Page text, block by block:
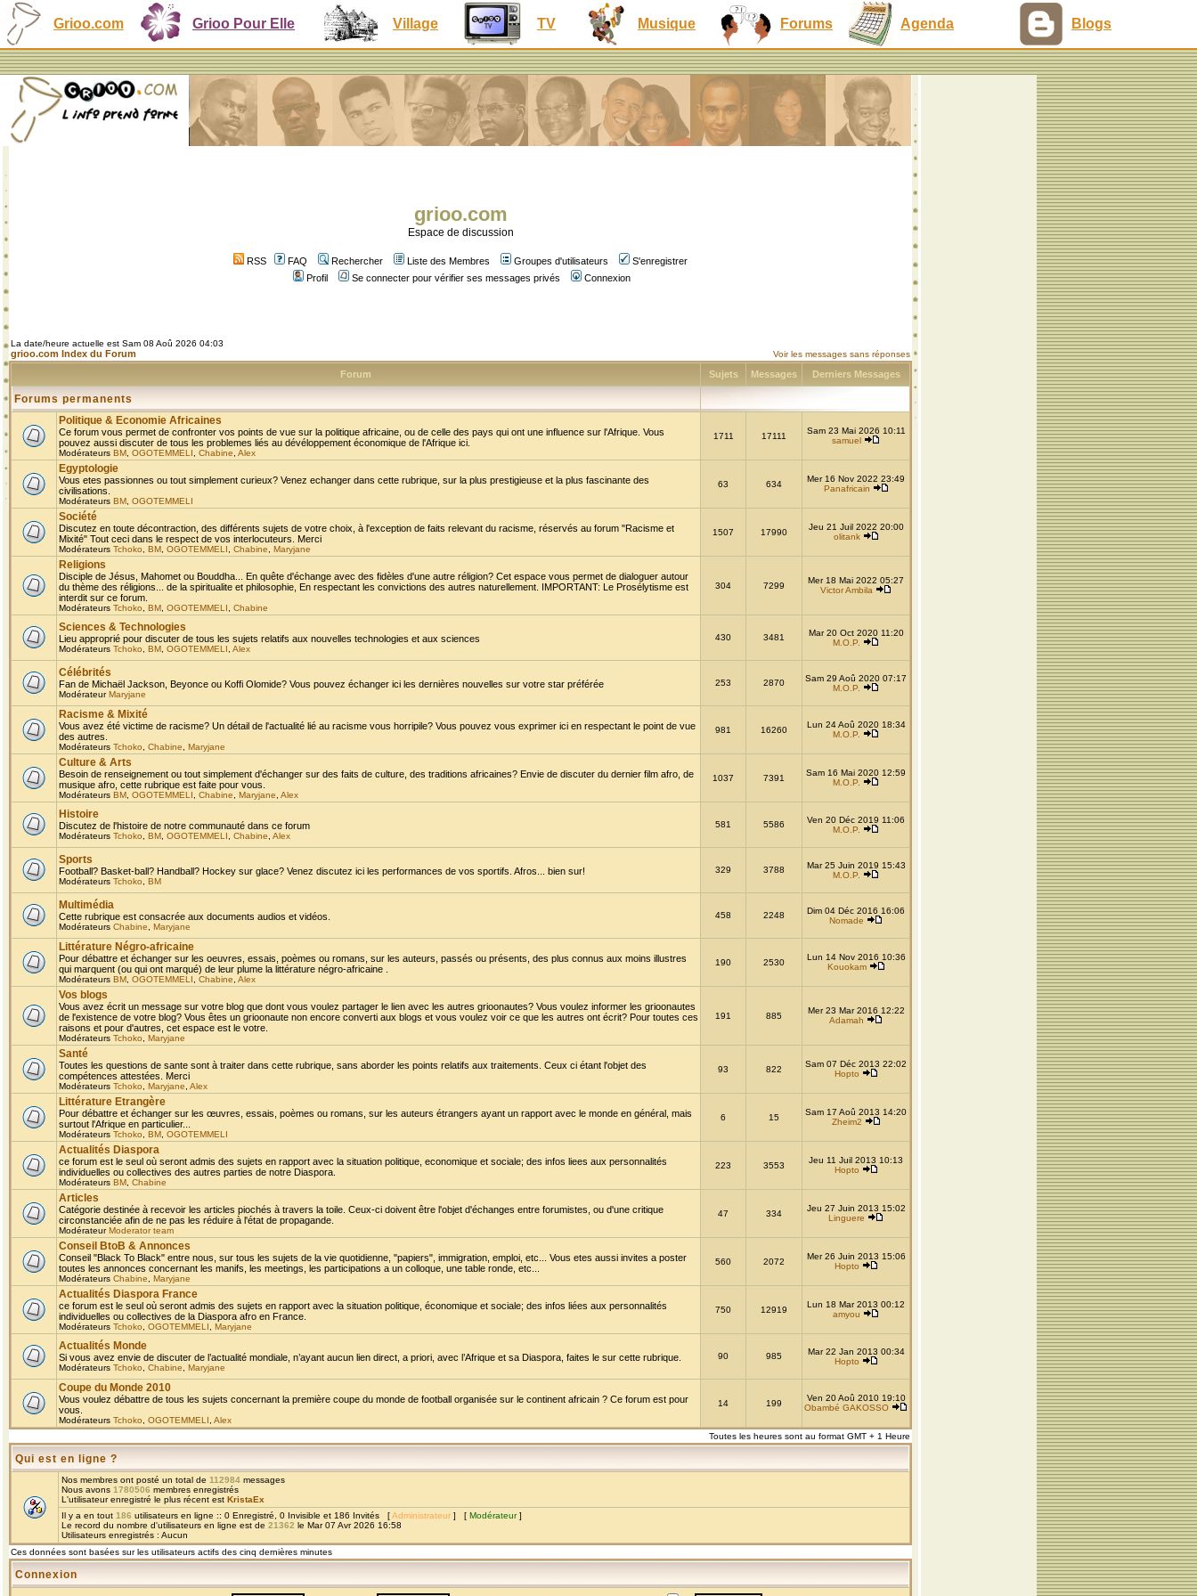
Grioo.com Grioo Pour Elle Village TV Musique Forums Agenda Blogs
grioo.com
Espace de discussion
RSS FAQ Rechercher Liste des Membres Groupes d'utilisateurs
S'enregistrer
Profil
Se connecter pour vérifier ses messages privés Connexion
La date/heure actuelle est Sam 08 Aoû 2026 04:03
grioo.com Index du Forum Voir les messages sans réponses
Forum Sujets Messages Derniers Messages
Forums permanents
Politique & Economie Africaines
Ce forum vous permet de confronter vos points de vue sur la politique africaine, ou de celle des pays qui ont une influence sur l'Afrique. Vous
pouvez aussi discuter de tous les problemes liés au dévéloppement économique de l'Afrique ici.
Modérateurs BM OGOTEMMELI Chabine Alex
1711 17111
Sam 23 Mai 2026 10:11
samuel
Egyptologie
Vous etes passionnes ou tout simplement curieux? Venez echanger dans cette rubrique, sur la plus prestigieuse et la plus fascinante des
civilisations.
Modérateurs BM OGOTEMMELI
63 634
Mer 16 Nov 2022 23:49
Panafricain
Société
Discutez en toute décontraction, des différents sujets de votre choix, à l'exception de faits relevant du racisme, réservés au forum "Racisme et
Mixité" Tout ceci dans le respect de vos interlocuteurs. Merci
Modérateurs Tchoko BM OGOTEMMELI Chabine Maryjane
1507 17990
Jeu 21 Juil 2022 20:00
olitank
Religions
Disciple de Jésus, Mahomet ou Bouddha... En quête d'échange avec des fidèles d'une autre réligion? Cet espace vous permet de dialoguer autour
du thème des réligions... de la spiritualite et philosophie, En respectant les convictions des autres naturellement. IMPORTANT: Le Prosélytisme est
interdit sur ce forum.
Modérateurs Tchoko BM OGOTEMMELI Chabine
304 7299
Mer 18 Mai 2022 05:27
Victor Ambila
Sciences & Technologies
Lieu approprié pour discuter de tous les sujets relatifs aux nouvelles technologies et aux sciences
Modérateurs Tchoko BM OGOTEMMELI Alex
430 3481
Mar 20 Oct 2020 11:20
M.O.P.
Célébrités
Fan de Michaël Jackson, Beyonce ou Koffi Olomide? Vous pouvez échanger ici les dernières nouvelles sur votre star préférée
ModérateurMaryjane
253 2870
Sam 29 Aoû 2020 07:17
M.O.P.
Racisme & Mixité
Vous avez été victime de racisme? Un détail de l'actualité lié au racisme vous horripile? Vous pouvez vous exprimer ici en respectant le point de vue
des autres.
Modérateurs Tchoko Chabine Maryjane
981 16260
Lun 24 Aoû 2020 18:34
M.O.P.
Culture & Arts
Besoin de renseignement ou tout simplement d'échanger sur des faits de culture, des traditions africaines? Envie de discuter du dernier film afro, de
musique afro, cette rubrique est faite pour vous.
Modérateurs BM OGOTEMMELI Chabine Maryjane Alex
1037 7391
Sam 16 Mai 2020 12:59
M.O.P.
Histoire
Discutez de l'histoire de notre communauté dans ce forum
Modérateurs Tchoko BM OGOTEMMELI Chabine Alex
581 5586
Ven 20 Déc 2019 11:06
M.O.P.
Sports
Football? Basket-ball? Handball? Hockey sur glace? Venez discutez ici les performances de vos sportifs. Afros... bien sur!
Modérateurs Tchoko BM
329 3788
Mar 25 Juin 2019 15:43
M.O.P.
Multimédia
Cette rubrique est consacrée aux documents audios et vidéos.
Modérateurs Chabine Maryjane
458 2248
Dim 04 Déc 2016 16:06
Nomade
Littérature Négro-africaine
Pour débattre et échanger sur les oeuvres, essais, poèmes ou romans, sur les auteurs, passés ou présents, des plus connus aux moins illustres
qui marquent (ou qui ont marqué) de leur plume la littérature négro-africaine .
Modérateurs BM OGOTEMMELI Chabine Alex
190 2530
Lun 14 Nov 2016 10:36
Kouokam
Vos blogs
Vous avez écrit un message sur votre blog que dont vous voulez partager le lien avec les autres grioonautes? Vous voulez informer les grioonautes
de l'existence de votre blog? Vous êtes un grioonaute non encore converti aux blogs et vous voulez voir ce que les autres ont écrit? Pour toutes ces
raisons et pour d'autres, cet espace est le votre.
Modérateurs Tchoko Maryjane
191 885
Mer 23 Mar 2016 12:22
Adamah
Santé
Toutes les questions de sante sont à traiter dans cette rubrique, sans aborder les points relatifs aux traitements. Ceux ci étant l'objet des
compétences attestées. Merci
Modérateurs Tchoko Maryjane Alex
93 822
Sam 07 Déc 2013 22:02
Hopto
Littérature Etrangère
Pour débattre et échanger sur les œuvres, essais, poèmes ou romans, sur les auteurs étrangers ayant un rapport avec le monde en général, mais
surtout l'Afrique en particulier...
Modérateurs Tchoko BM OGOTEMMELI
6 15
Sam 17 Aoû 2013 14:20
Zheim2
Actualités Diaspora
ce forum est le seul où seront admis des sujets en rapport avec la situation politique, economique et sociale; des infos liees aux personnalités
individuelles ou collectives des autres parties de notre Diaspora.
Modérateurs BM Chabine
223 3553
Jeu 11 Juil 2013 10:13
Hopto
Articles
Catégorie destinée à recevoir les articles piochés à travers la toile. Ceux-ci doivent être l'objet d'échanges entre forumistes, ou d'une critique
circonstanciée afin de ne pas les réduire à l'état de propagande.
ModérateurModerator team
47 334
Jeu 27 Juin 2013 15:02
Linguere
Conseil BtoB & Annonces
Conseil "Black To Black" entre nous, sur tous les sujets de la vie quotidienne, "papiers", immigration, emploi, etc... Vous etes aussi invites a poster
toutes les annonces concernant les manifs, les meetings, les participations a un colloque, une table ronde, etc...
Modérateurs Chabine Maryjane
560 2072
Mer 26 Juin 2013 15:06
Hopto
Actualités Diaspora France
ce forum est le seul où seront admis des sujets en rapport avec la situation politique, économique et sociale; des infos liées aux personnalités
individuelles ou collectives de la Diaspora afro en France.
Modérateurs Tchoko OGOTEMMELI Maryjane
750 12919
Lun 18 Mar 2013 00:12
amyou
Actualités Monde
Si vous avez envie de discuter de l’actualité mondiale, n’ayant aucun lien direct, a priori, avec l’Afrique et sa Diaspora, faites le sur cette rubrique.
Modérateurs Tchoko Chabine Maryjane
90 985
Mar 22 Jan 2013 00:34
Hopto
Coupe du Monde 2010
Vous voulez débattre de tous les sujets concernant la première coupe du monde de football organisée sur le continent africain ? Ce forum est pour
vous.
Modérateurs Tchoko OGOTEMMELI Alex
14 199
Ven 20 Aoû 2010 19:10
Obambé GAKOSSO
Toutes les heures sont au format GMT + 1 Heure
Qui est en ligne ?
Nos membres ont posté un total de 112984 messages
Nous avons 1780506 membres enregistrés
L'utilisateur enregistré le plus récent est KristaEx
Il y a en tout 186 utilisateurs en ligne :: 0 Enregistré, 0 Invisible et 186 Invités [Administrateur ] [ Modérateur]
Le record du nombre d'utilisateurs en ligne est de 21362 le Mar 07 Avr 2026 16:58
Utilisateurs enregistrés : Aucun
Ces données sont basées sur les utilisateurs actifs des cinq dernières minutes
Connexion